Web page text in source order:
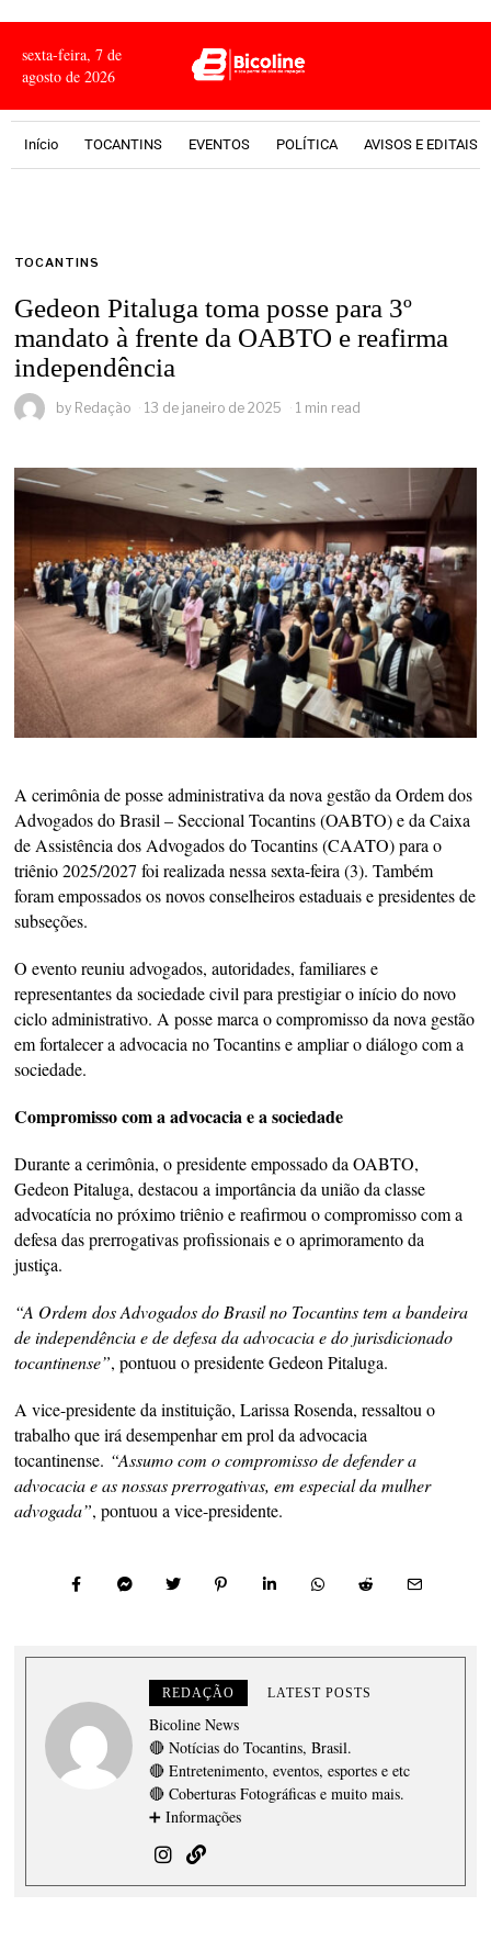
sexta-feira, 7 de
agosto de 2026
Início TOCANTINS EVENTOS POLÍTICA AVISOS E EDITAIS
TOCANTINS
Gedeon Pitaluga toma posse para 3º
mandato à frente da OABTO e reafirma
independência
by Redação 13 de janeiro de 2025 1 min read
A cerimônia de posse administrativa da nova gestão da Ordem dos
Advogados do Brasil – Seccional Tocantins (OABTO) e da Caixa
de Assistência dos Advogados do Tocantins (CAATO) para o
triênio 2025/2027 foi realizada nessa sexta-feira (3). Também
foram empossados os novos conselheiros estaduais e presidentes de
subseções.
O evento reuniu advogados, autoridades, familiares e
representantes da sociedade civil para prestigiar o início do novo
ciclo administrativo. A posse marca o compromisso da nova gestão
em fortalecer a advocacia no Tocantins e ampliar o diálogo com a
sociedade.
Compromisso com a advocacia e a sociedade
Durante a cerimônia, o presidente empossado da OABTO,
Gedeon Pitaluga, destacou a importância da união da classe
advocatícia no próximo triênio e reafirmou o compromisso com a
defesa das prerrogativas profissionais e o aprimoramento da
justiça.
“A Ordem dos Advogados do Brasil no Tocantins tem a bandeira
de independência e de defesa da advocacia e do jurisdicionado
tocantinense”, pontuou o presidente Gedeon Pitaluga.
A vice-presidente da instituição, Larissa Rosenda, ressaltou o
trabalho que irá desempenhar em prol da advocacia
tocantinense. “Assumo com o compromisso de defender a
advocacia e as nossas prerrogativas, em especial da mulher
advogada”, pontuou a vice-presidente.
REDAÇÃO LATEST POSTS
Bicoline News
🔴 Notícias do Tocantins, Brasil.
🔴 Entretenimento, eventos, esportes e etc
🔴 Coberturas Fotográficas e muito mais.
➕ Informações